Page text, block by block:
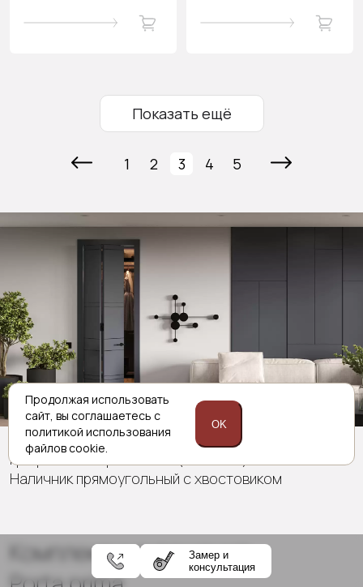
Показать ещё
1 2 3 4 5
Tivoli / Тиволи Е-2
Графитово-серая эмаль (RAL 7024)
Наличник прямоугольный с хвостовиком
Комплексные решения
Замер и
консультация
Продолжая использовать
сайт, вы соглашаетесь с
политикой использования
файлов cookie.
OK